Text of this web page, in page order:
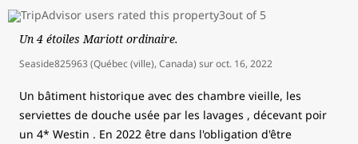
Un 4 étoiles Mariott ordinaire.
Seaside825963 (Québec (ville), Canada) suroct. 16, 2022
Un bâtiment historique avec des chambre vieille, les
serviettes de douche usée par les lavages , décevant poir
un 4* Westin . En 2022 être dans l'obligation d'être